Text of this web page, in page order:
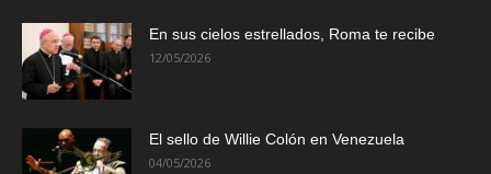
En sus cielos estrellados, Roma te recibe
12/05/2026
El sello de Willie Colón en Venezuela
04/05/2026